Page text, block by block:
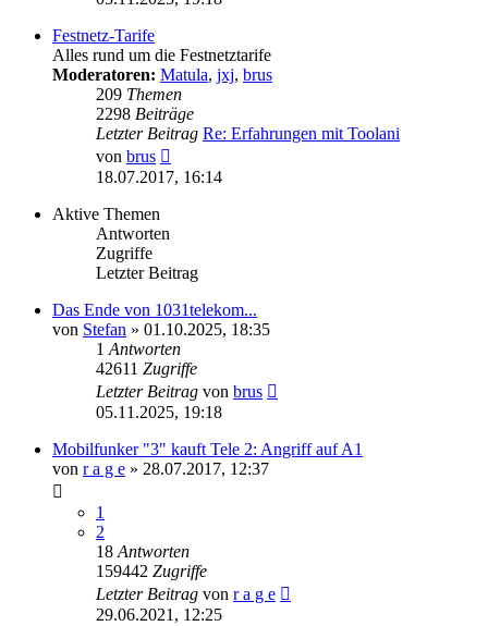
Festnetz-Tarife
Alles rund um die Festnetztarife
Moderatoren: Matula, jxj, brus
209 Themen
2298 Beiträge
Letzter Beitrag Re: Erfahrungen mit Toolani
von brus
Beitrag
18.07.2017, 16:14
Aktive Themen
Antworten
Zugriffe
Letzter Beitrag
Das Ende von 1031telekom...
von Stefan » 01.10.2025, 18:35
1 Antworten
42611 Zugriffe
Letzter Beitrag von brus
05.11.2025, 19:18
Mobilfunker "3" kauft Tele 2: Angriff auf A1
von r a g e » 28.07.2017, 12:37
1
2
18 Antworten
159442 Zugriffe
Letzter Beitrag von r a g e
29.06.2021, 12:25